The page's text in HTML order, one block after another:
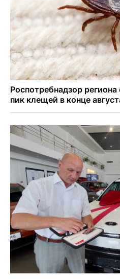
Новосибирский пенсионер
пьющего сына подруги